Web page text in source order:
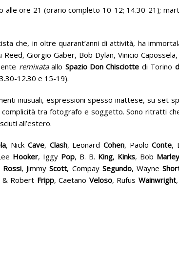
alle ore 21 (orario completo 10-12; 14.30-21);
che, in oltre quarant’anni di attività, ha
Giorgio Gaber, Bob Dylan, Vinicio
remixataallo Spazio Don Chisciotte di Torino
12.30 e 15-19).
inusuali, espressioni spesso inattese, su set
tra fotografo e soggetto. Sono ritratti
all’estero.
, NickCave, Clash, LeonardCohen, PaoloConte,
Hooker, Iggy Pop, B. B. King, Kinks, Bob Marley
Rossi, JimmyScott, Compay Segundo, Wayne
& Robert Fripp, Caetano Veloso, Rufus Wainwright